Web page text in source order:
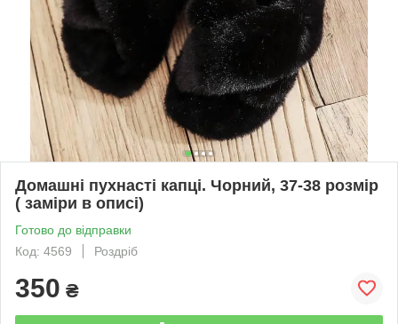
Домашні пухнасті капці. Чорний, 37-38 розмір
( заміри в описі)
Готово до відправки
Код: 4569
Роздріб
350 ₴